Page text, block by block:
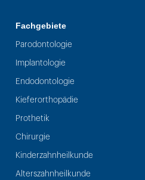
Fachgebiete
Parodontologie
Implantologie
Endodontologie
Kieferorthopädie
Prothetik
Chirurgie
Kinderzahnheilkunde
Alterszahnheilkunde